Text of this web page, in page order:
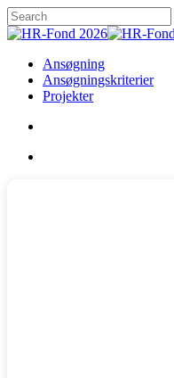
Skip
to
content
Close
account
Menu
Ansøgning
Ansøgningskriterier
Projekter